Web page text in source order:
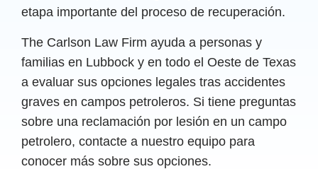
etapa importante del proceso de recuperación.
The Carlson Law Firm ayuda a personas y
familias en Lubbock y en todo el Oeste de Texas
a evaluar sus opciones legales tras accidentes
graves en campos petroleros. Si tiene preguntas
sobre una reclamación por lesión en un campo
petrolero, contacte a nuestro equipo para
conocer más sobre sus opciones.